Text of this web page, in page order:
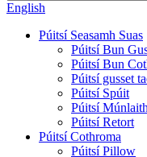
English
Púitsí Seasamh Suas
Púitsí Bun
Púitsí Bun
Púitsí gusset
Púitsí Spúit
Púitsí
Púitsí Retort
Púitsí Cothroma
Púitsí Pillow